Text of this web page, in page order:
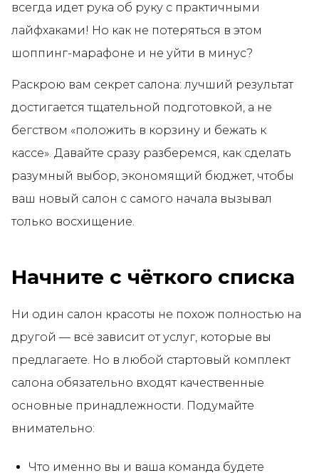
всегда идет рука об руку с практичными
лайфхаками! Но как не потеряться в этом
шоппинг-марафоне и не уйти в минус?
Раскрою вам секрет салона: лучший результат
достигается тщательной подготовкой, а не
бегством «положить в корзину и бежать к
кассе». Давайте сразу разберемся, как сделать
разумный выбор, экономящий бюджет, чтобы
ваш новый салон с самого начала вызывал
только восхищение.
Начните с чёткого списка
Ни один салон красоты не похож полностью на
другой — всё зависит от услуг, которые вы
предлагаете. Но в любой стартовый комплект
салона обязательно входят качественные
основные принадлежности. Подумайте
внимательно:
Что именно вы и ваша команда будете